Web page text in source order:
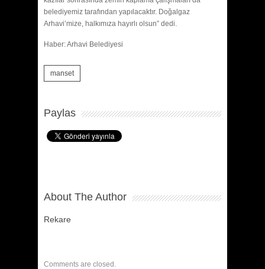
belediyemiz tarafından yapılacaktır. Doğalgaz
Arhavi’mize, halkımıza hayırlı olsun” dedi.
Haber: Arhavi Belediyesi
manset
Paylas
About The Author
Rekare
Comments are closed.